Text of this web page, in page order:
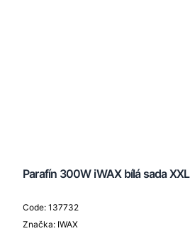
Parafín 300W iWAX bílá sada XXL
Code: 137732
Značka: IWAX